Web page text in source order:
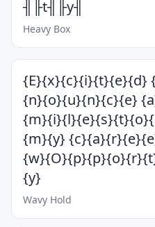
╢╟t╢╟y╢
Heavy Box
{E}{x}{c}{i}{t}{e}{d}
{n}{o}{u}{n}{c}{e}
{m}{y}
{y}
Wavy Hold